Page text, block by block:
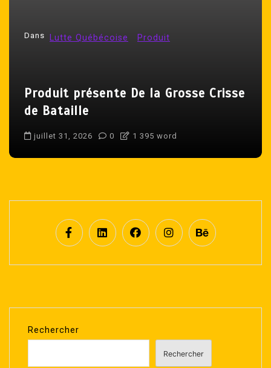
e
Dans Lutte Québécoise Produit
Produit présente De la Grosse Crisse
de Bataille
juillet 31, 2026 0 1 395 word
Rechercher
Rechercher